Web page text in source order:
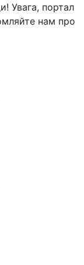
Увага, портал
нам про